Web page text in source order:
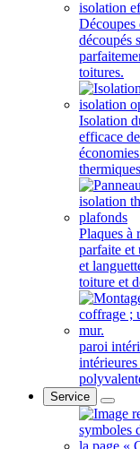
découpés
toitures.
Isolation
efficace
Plaques à
parfaite et
et
toiture et
paroi
Service